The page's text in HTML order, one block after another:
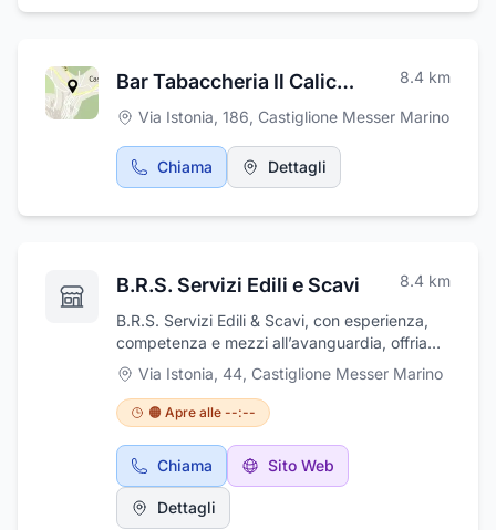
Bar Tabaccheria Il Calice di Colacillo Gian Luca 8.4 km
Via Istonia, 186, Castiglione Messer Marino
Chiama Dettagli
B.R.S. Servizi Edili e Scavi 8.4 km
B.R.S. Servizi Edili & Scavi, con esperienza,
competenza e mezzi all’avanguardia, offriamo
soluzioni su misura per privati, imprese e
pubblica amministrazione.Ci occupiamo
di:Scavi e demolizioniRealizzazione di
fondazioni e strutture in cemento
armatoUrbanizzazioni e sottofondi
stradaliLavori edili civili e
industrialiGarantiamo affidabilità, puntualità e
massima sicurezza in ogni intervento.
Via Istonia, 44, Castiglione Messer Marino
🟠 Apre alle --:--
Chiama Sito Web
Dettagli